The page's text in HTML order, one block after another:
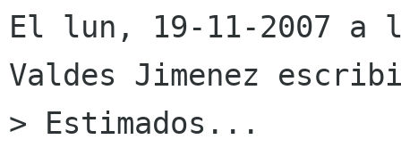
El lun, 19-11-2007 a
Valdes Jimenez
> Estimados...